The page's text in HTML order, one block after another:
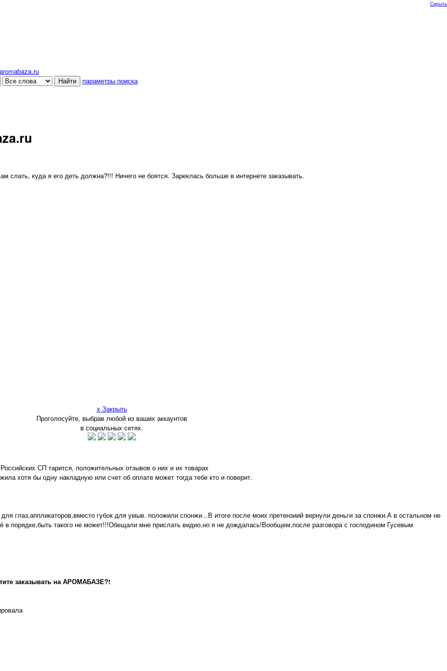
параметры поиска
Скрыть
куда я его деть должна?!!! Ничего не боятся. Зареклась больше в интернете заказывать.
x Закрыть
Проголосуйте, выбрав любой из ваших аккаунтов
в социальных сетях.
СП тарится, положительных отзывов о них и их товарах
хотя бы одну накладную или счет об оплате может тогда тебе кто и поверит.
глаз,аппликаторов,вместо губок для умыв. положили спонжи...В итоге после моих претензиий вернули деньги за спонжи.А в остальном не
в порядке,быть такого не может!!!Обещали мне прислать видио,но я не дождалась!Вообщем,после разговора с господином Гусевым
заказывать на АРОМАБАЗЕ?!